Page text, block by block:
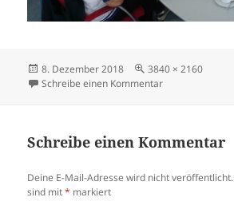
Veröffentlicht
am
8. Dezember 2018
Volle
Größe
3840 × 2160
Schreibe einen Kommentarzu DSC_1552
Schreibe einen Kommentar
Deine E-Mail-Adresse wird nicht veröffentlicht.
sind mit* markiert